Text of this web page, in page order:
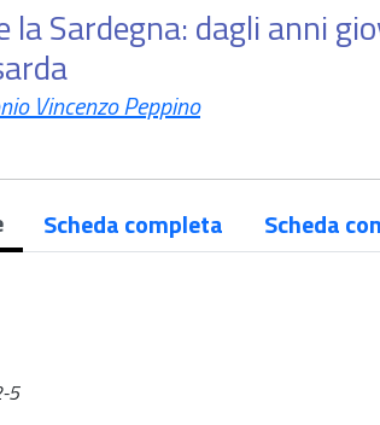
la Sardegna: dagli anni
Vincenzo Peppino
Scheda completa Scheda
5